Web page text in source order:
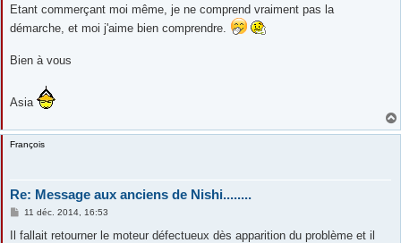
Etant commerçant moi même, je ne comprend vraiment pas la
démarche, et moi j'aime bien comprendre.
Bien à vous
Asia
François
Re: Message aux anciens de Nishi........
M
s
11 déc. 2014, 16:53
Il fallait retourner le moteur défectueux dès apparition du problème et il